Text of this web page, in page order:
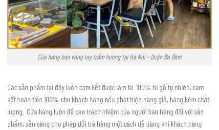
Cửa hàng bán vòng tay trầm hương tại Hà Nội – Quận Ba Đình
Các sản phẩm tại đây luôn cam kết được làm từ 100% từ gỗ tự nhiên, cam
kết hoàn tiền 100% cho khách hàng nếu phát hiện hàng giả, hàng kém chất
lượng. Cửa hàng luôn đề cao trách nhiệm của người bán hàng đối với sản
phẩm, sẵn sàng cho phép đổi trả hàng một cách dễ dàng khi khách hàng